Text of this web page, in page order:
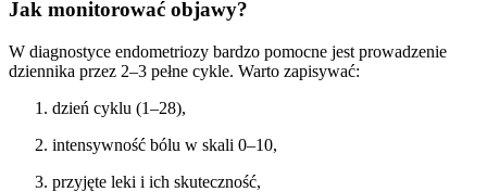
Jak monitorować objawy?
W diagnostyce endometriozy bardzo pomocne jest prowadzenie
dziennika przez 2–3 pełne cykle. Warto zapisywać:
dzień cyklu (1–28),
intensywność bólu w skali 0–10,
przyjęte leki i ich skuteczność,